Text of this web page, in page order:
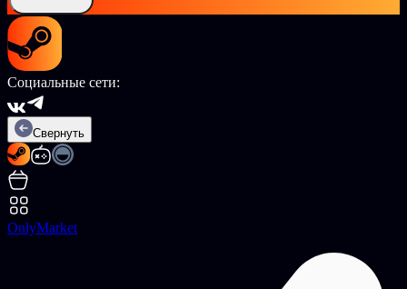
Социальные сети:
Свернуть
OnlyMarket